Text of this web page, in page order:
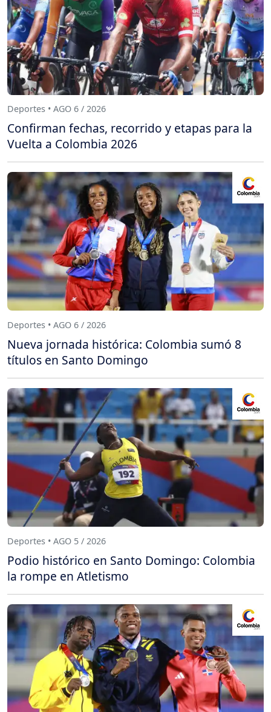
Deportes • AGO 6 / 2026
Confirman fechas, recorrido y etapas para la
Vuelta a Colombia 2026
Deportes • AGO 6 / 2026
Nueva jornada histórica: Colombia sumó 8
títulos en Santo Domingo
Deportes • AGO 5 / 2026
Podio histórico en Santo Domingo: Colombia
la rompe en Atletismo